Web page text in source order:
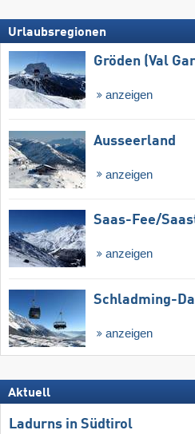
Urlaubsregionen
Gröden (Val
anzeigen
Ausseerland
anzeigen
Saas-Fee/​
anzeigen
Schladming-
anzeigen
Aktuell
Ladurns in Südtirol